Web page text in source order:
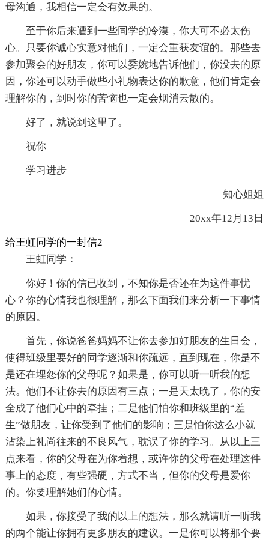
母沟通，我相信一定会有效果的。
至于你后来遭到一些同学的冷漠，你大可不必太伤
心。只要你诚心实意对他们，一定会重获友谊的。那些去
参加聚会的好朋友，你可以委婉地告诉他们，你没去的原
因，你还可以动手做些小礼物表达你的歉意，他们肯定会
理解你的，到时你的苦恼也一定会烟消云散的。
好了，就说到这里了。
祝你
学习进步
知心姐姐
20xx年12月13日
给王虹同学的一封信2
王虹同学：
你好！你的信已收到，不知你是否还在为这件事忧
心？你的心情我也很理解，那么下面我们来分析一下事情
的原因。
首先，你说爸爸妈妈不让你去参加好朋友的生日会，
使得班级里要好的同学逐渐和你疏远，直到现在，你是不
是还在埋怨你的父母呢？如果是，你可以听一听我的想
法。他们不让你去的原因有三点；一是天太晚了，你的安
全成了他们心中的牵挂；二是他们怕你和班级里的“差
生”做朋友，让你受到了他们的影响；三是怕你这么小就
沾染上礼尚往来的不良风气，耽误了你的学习。从以上三
点来看，你的父母在为你着想，或许你的父母在处理这件
事上的态度，有些强硬，方式不当，但你的父母是爱你
的。你要理解她们的心情。
如果，你接受了我的以上的想法，那么就请听一听我
的两个能让你拥有更多朋友的建议。一是你可以将那个要